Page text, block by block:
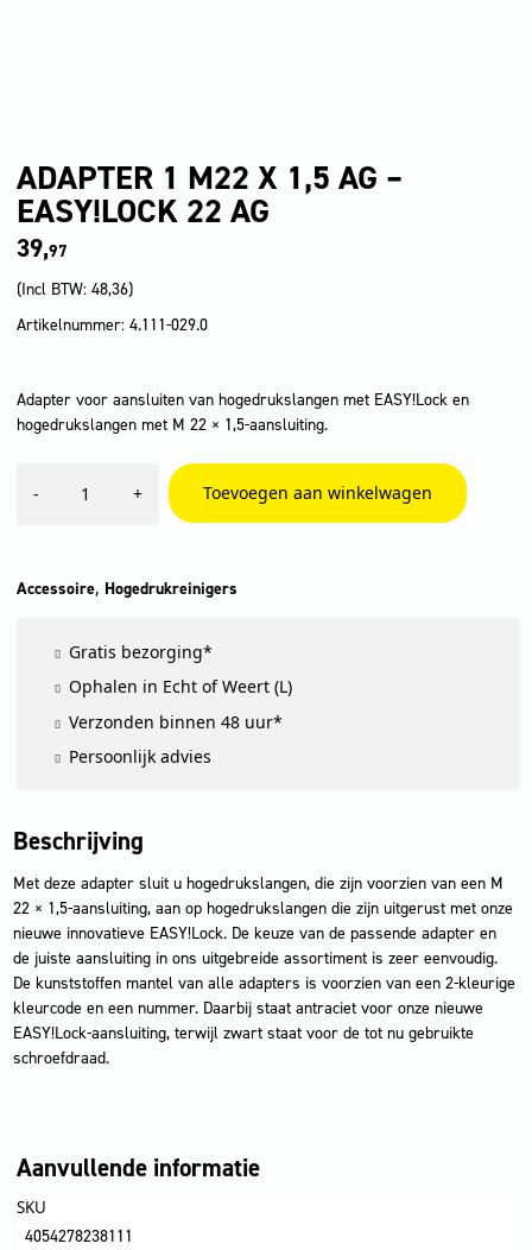
ADAPTER 1 M22 X 1,5 AG –
EASY!LOCK 22 AG
39,97
(Incl BTW: 48,36)
Artikelnummer: 4.111-029.0
Adapter voor aansluiten van hogedrukslangen met EASY!Lock en
hogedrukslangen met M 22 × 1,5-aansluiting.
-
AG
aantal
+ Toevoegen aan winkelwagen
Accessoire, Hogedrukreinigers
Gratis bezorging*
Ophalen in Echt of Weert (L)
Verzonden binnen 48 uur*
Persoonlijk advies
Beschrijving
Met deze adapter sluit u hogedrukslangen, die zijn voorzien van een M
22 × 1,5-aansluiting, aan op hogedrukslangen die zijn uitgerust met onze
nieuwe innovatieve EASY!Lock. De keuze van de passende adapter en
de juiste aansluiting in ons uitgebreide assortiment is zeer eenvoudig.
De kunststoffen mantel van alle adapters is voorzien van een 2-kleurige
kleurcode en een nummer. Daarbij staat antraciet voor onze nieuwe
EASY!Lock-aansluiting, terwijl zwart staat voor de tot nu gebruikte
schroefdraad.
Aanvullende informatie
SKU
4054278238111